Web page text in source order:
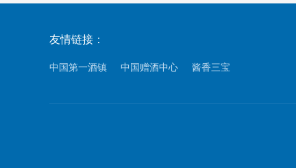
友情链接：
中国第一酒镇 中国赠酒中心 酱香三宝